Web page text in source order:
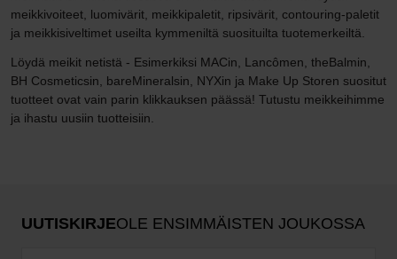
meikkivoiteet, luomivärit, meikkipaletit, ripsivärit, contouring-paletit
ja meikkisiveltimet useilta kymmeniltä suosituilta tuotemerkeiltä.
Löydä meikit netistä - Esimerkiksi MACin, Lancômen, theBalmin,
BH Cosmeticsin, bareMineralsin, NYXin ja Make Up Storen suositut
tuotteet ovat vain parin klikkauksen päässä! Tutustu meikkeihimme
ja ihastu uusiin tuotteisiin.
UUTISKIRJEOLE ENSIMMÄISTEN JOUKOSSA